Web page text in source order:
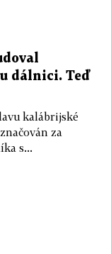
dálnici. Teď
kalábrijské
za
s...